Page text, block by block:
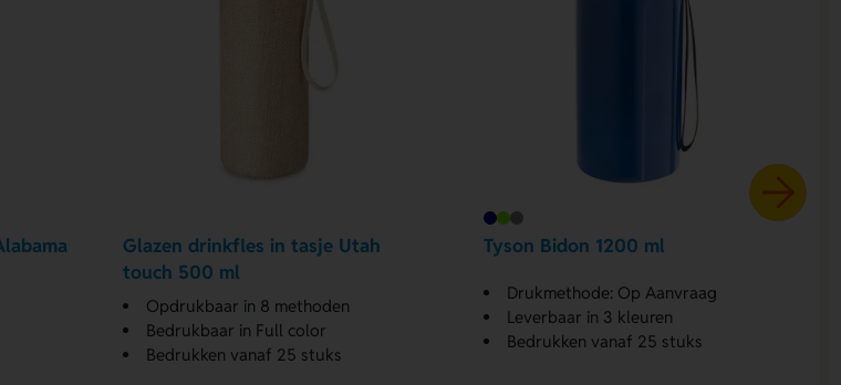
Glazen drinkfles in tasje Utah
touch 500 ml
Opdrukbaar in 8 methoden
Bedrukbaar in Full color
Bedrukken vanaf 25 stuks
Tyson Bidon 1200 ml
Drukmethode: Op Aanvraag
Leverbaar in 3 kleuren
Bedrukken vanaf 25 stuks